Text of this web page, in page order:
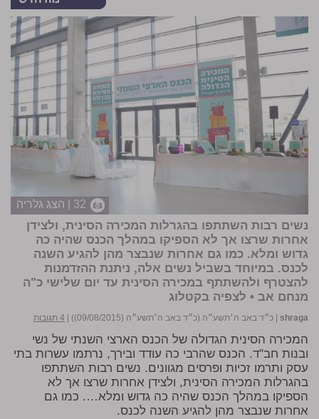
32 | הצג גלריה
נשים רבות השתתפו בהגרלות המכירה הסינית, ולצידן
אחרות שרצו אך לא הספיקו במהלך הכנס שהיה כה
גדוש ומלא. כמו גם אחרות שנבצר מהן להגיע השנה
לכנס. במיוחד בשביל נשים אלה, ניתנת ההזדמנות
להצטרף ולהשתתף במכירה הסינית עד יום שלישי כ"ה
מנחם אב • לצפיה בקטלוג
shraga כ״ד באב ה׳תשע״ה (כ״ד באב ה׳תשע״ה (09/08/2015)) 4 תגובות
המכירה הסינית הגדולה של הכנס הארצי השנתי של נשי
ובנות חב"ד. הכנס שהרבי כה עודד ובירך, נרתמו עשרות בתי
עסק ותרמו זכיות ופרסים מגוונים. נשים רבות השתתפו
בהגרלות המכירה הסינית, ולצידן אחרות שרצו אך לא
הספיקו במהלך הכנס שהיה כה גדוש ומלא…. כמו גם
אחרות שנבצר מהן להגיע השנה לכנס.